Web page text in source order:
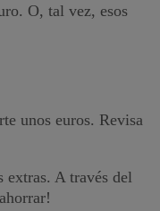
O, tal vez, esos
unos euros. Revisa
extras. A través del